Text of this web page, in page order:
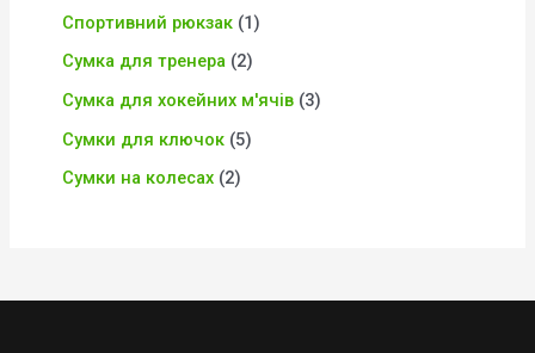
Спортивний рюкзак 1
Сумка для тренера 2
Сумка для хокейних м'ячів 3
Сумки для ключок 5
Сумки на колесах 2